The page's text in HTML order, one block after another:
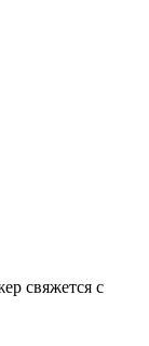
свяжется с